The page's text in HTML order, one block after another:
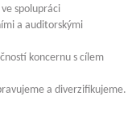
spolupráci
a auditorskými
koncernu s cílem
a diverzifikujeme.